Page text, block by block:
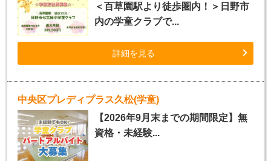
＜百草園駅より徒歩圏内！＞日野市
内の学童クラブで...
詳細を見る
中央区プレディプラス久松(学童)
【2026年9月末までの期間限定】無
資格・未経験...